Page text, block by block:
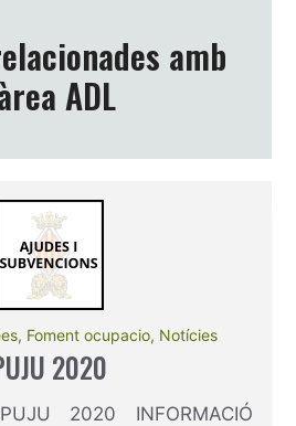
amb
ADL
, Foment ocupacio, Notícies
Programa EMPUJU 2020
2020 INFORMACIÓ